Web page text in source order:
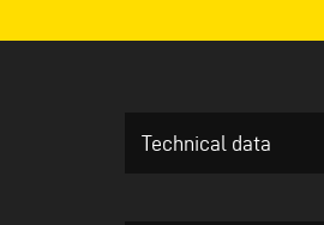
Technical data